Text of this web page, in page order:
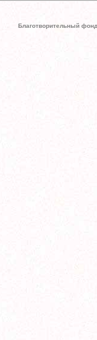
Благотворительный